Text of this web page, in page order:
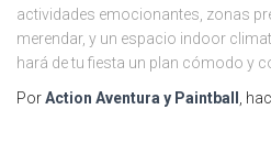
actividades emocionantes, zonas
merendar, y un espacio indoor
hará de tu fiesta un plan cómodo y
PorAction Aventura y Paintball ,